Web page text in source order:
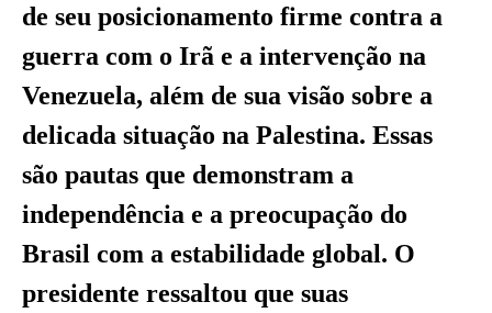
de seu posicionamento firme contra a
guerra com o Irã e a intervenção na
Venezuela, além de sua visão sobre a
delicada situação na Palestina. Essas
são pautas que demonstram a
independência e a preocupação do
Brasil com a estabilidade global. O
presidente ressaltou que suas